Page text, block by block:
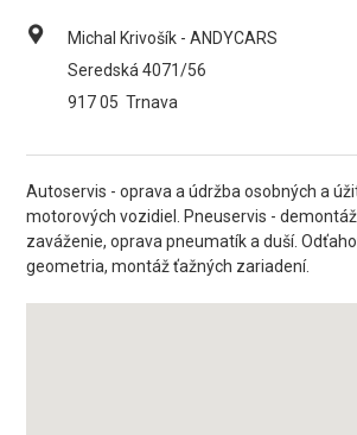
Michal Krivošík - ANDYCARS
Seredská 4071/56
917 05 Trnava
Autoservis - oprava a údržba osobných a
motorových vozidiel. Pneuservis -
zaváženie, oprava pneumatík a duší.
geometria, montáž ťažných zariadení.